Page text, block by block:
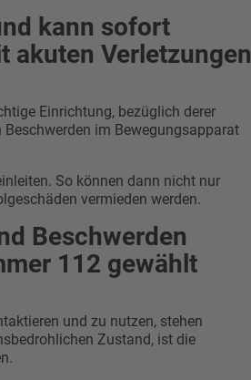
kann sofort
akuten Verletzungen
Einrichtung, bezüglich derer
im Bewegungsapparat
So können dann nicht nur
vermieden werden.
Beschwerden
112 gewählt
und zu nutzen, stehen
Zustand, ist die